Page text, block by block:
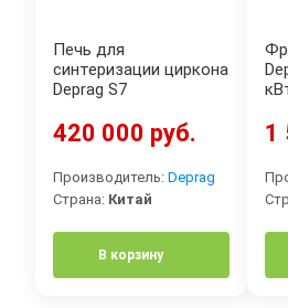
Печь для
синтеризации циркона
Deprag S7
420 000 руб.
Производитель: Deprag
Страна: Китай
В корзину
1